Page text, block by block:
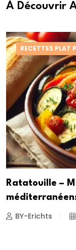
À Découvrir
RECETTES PLAT
Ratatouille –
BY-Erichts